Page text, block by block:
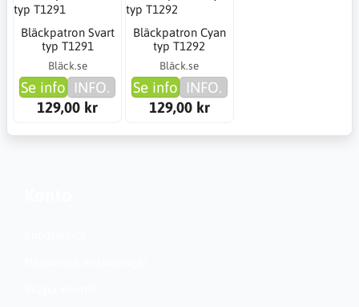
Bläckpatron Svart
typ T1291
Bläck.se
Se info INFO.
129,00 kr
Bläckpatron Cyan
typ T1292
Bläck.se
Se info INFO.
129,00 kr